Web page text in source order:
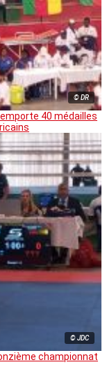
© DR
40 médailles
© JDC
championnat